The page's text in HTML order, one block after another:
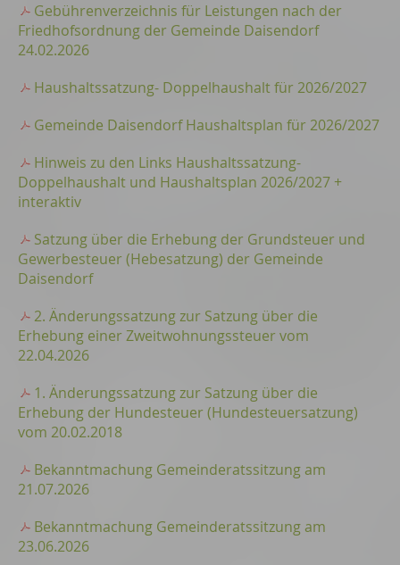
Gebührenverzeichnis für Leistungen nach der
Friedhofsordnung der Gemeinde Daisendorf
24.02.2026
Haushaltssatzung- Doppelhaushalt für 2026/2027
Gemeinde Daisendorf Haushaltsplan für 2026/2027
Hinweis zu den Links Haushaltssatzung-
Doppelhaushalt und Haushaltsplan 2026/2027 +
interaktiv
Satzung über die Erhebung der Grundsteuer und
Gewerbesteuer (Hebesatzung) der Gemeinde
Daisendorf
2. Änderungssatzung zur Satzung über die
Erhebung einer Zweitwohnungssteuer vom
22.04.2026
1. Änderungssatzung zur Satzung über die
Erhebung der Hundesteuer (Hundesteuersatzung)
vom 20.02.2018
Bekanntmachung Gemeinderatssitzung am
21.07.2026
Bekanntmachung Gemeinderatssitzung am
23.06.2026